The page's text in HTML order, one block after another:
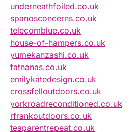
underneathfoiled.co.uk
spanosconcerns.co.uk
telecomblue.co.uk
house-of-hampers.co.uk
yumekanzashi.co.uk
fatnanas.co.uk
emilykatedesign.co.uk
crossfelloutdoors.co.uk
yorkroadreconditioned.co.uk
rfrankoutdoors.co.uk
teaparentrepeat.co.uk